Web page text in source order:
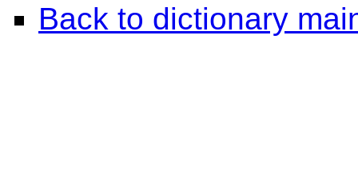
Back to dictionary